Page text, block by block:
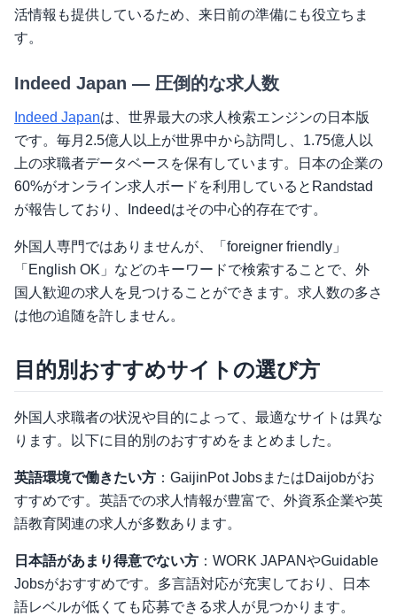
活情報も提供しているため、来日前の準備にも役立ちま
す。
Indeed Japan — 圧倒的な求人数
Indeed Japanは、世界最大の求人検索エンジンの日本版
です。毎月2.5億人以上が世界中から訪問し、1.75億人以
上の求職者データベースを保有しています。日本の企業の
60%がオンライン求人ボードを利用しているとRandstad
が報告しており、Indeedはその中心的存在です。
外国人専門ではありませんが、「foreigner friendly」
「English OK」などのキーワードで検索することで、外
国人歓迎の求人を見つけることができます。求人数の多さ
は他の追随を許しません。
目的別おすすめサイトの選び方
外国人求職者の状況や目的によって、最適なサイトは異な
ります。以下に目的別のおすすめをまとめました。
英語環境で働きたい方 ：GaijinPot JobsまたはDaijobがお
すすめです。英語での求人情報が豊富で、外資系企業や英
語教育関連の求人が多数あります。
日本語があまり得意でない方 ：WORK JAPANやGuidable
Jobsがおすすめです。多言語対応が充実しており、日本
語レベルが低くても応募できる求人が見つかります。